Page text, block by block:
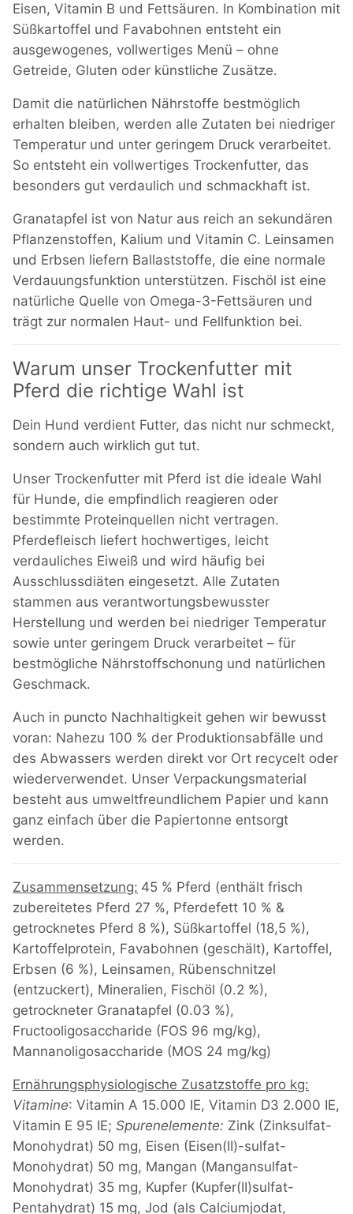
Eisen, Vitamin B und Fettsäuren. In Kombination mit
Süßkartoffel und Favabohnen entsteht ein
ausgewogenes, vollwertiges Menü – ohne
Getreide, Gluten oder künstliche Zusätze.
Damit die natürlichen Nährstoffe bestmöglich
erhalten bleiben, werden alle Zutaten bei niedriger
Temperatur und unter geringem Druck verarbeitet.
So entsteht ein vollwertiges Trockenfutter, das
besonders gut verdaulich und schmackhaft ist.
Granatapfel ist von Natur aus reich an sekundären
Pflanzenstoffen, Kalium und Vitamin C. Leinsamen
und Erbsen liefern Ballaststoffe, die eine normale
Verdauungsfunktion unterstützen. Fischöl ist eine
natürliche Quelle von Omega-3-Fettsäuren und
trägt zur normalen Haut- und Fellfunktion bei.
Warum unser Trockenfutter mit
Pferd die richtige Wahl ist
Dein Hund verdient Futter, das nicht nur schmeckt,
sondern auch wirklich gut tut.
Unser Trockenfutter mit Pferd ist die ideale Wahl
für Hunde, die empfindlich reagieren oder
bestimmte Proteinquellen nicht vertragen.
Pferdefleisch liefert hochwertiges, leicht
verdauliches Eiweiß und wird häufig bei
Ausschlussdiäten eingesetzt. Alle Zutaten
stammen aus verantwortungsbewusster
Herstellung und werden bei niedriger Temperatur
sowie unter geringem Druck verarbeitet – für
bestmögliche Nährstoffschonung und natürlichen
Geschmack.
Auch in puncto Nachhaltigkeit gehen wir bewusst
voran: Nahezu 100 % der Produktionsabfälle und
des Abwassers werden direkt vor Ort recycelt oder
wiederverwendet. Unser Verpackungsmaterial
besteht aus umweltfreundlichem Papier und kann
ganz einfach über die Papiertonne entsorgt
werden.
Zusammensetzung: 45 % Pferd (enthält frisch
zubereitetes Pferd 27 %, Pferdefett 10 % &
getrocknetes Pferd 8 %), Süßkartoffel (18,5 %),
Kartoffelprotein, Favabohnen (geschält), Kartoffel,
Erbsen (6 %), Leinsamen, Rübenschnitzel
(entzuckert), Mineralien, Fischöl (0.2 %),
getrockneter Granatapfel (0.03 %),
Fructooligosaccharide (FOS 96 mg/kg),
Mannanoligosaccharide (MOS 24 mg/kg)
Ernährungsphysiologische Zusatzstoffe pro kg:
Vitamine: Vitamin A 15.000 IE, Vitamin D3 2.000 IE,
Vitamin E 95 IE; Spurenelemente: Zink (Zinksulfat-
Monohydrat) 50 mg, Eisen (Eisen(II)-sulfat-
Monohydrat) 50 mg, Mangan (Mangansulfat-
Monohydrat) 35 mg, Kupfer (Kupfer(II)sulfat-
Pentahydrat) 15 mg, Jod (als Calciumjodat,